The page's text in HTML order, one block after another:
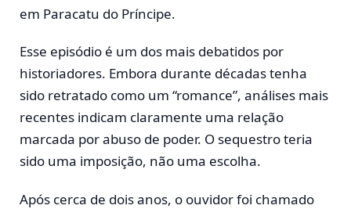
em Paracatu do Príncipe.
Esse episódio é um dos mais debatidos por
historiadores. Embora durante décadas tenha
sido retratado como um “romance”, análises mais
recentes indicam claramente uma relação
marcada por abuso de poder. O sequestro teria
sido uma imposição, não uma escolha.
Após cerca de dois anos, o ouvidor foi chamado